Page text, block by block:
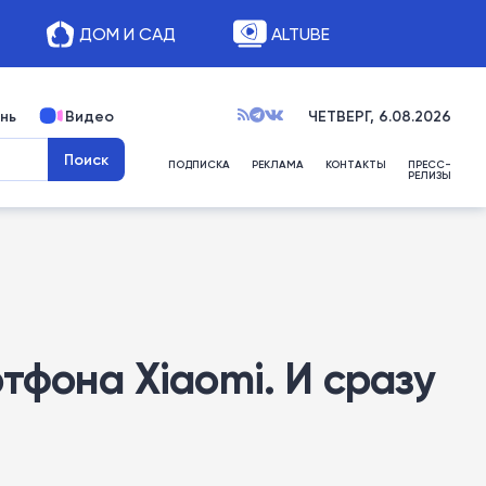
ДОМ И САД ALTUBE
Видео ЧЕТВЕРГ, 6.08.2026
ПОДПИСКА РЕКЛАМА КОНТАКТЫ ПРЕСС-
РЕЛИЗЫ
Xiaomi. И сразу